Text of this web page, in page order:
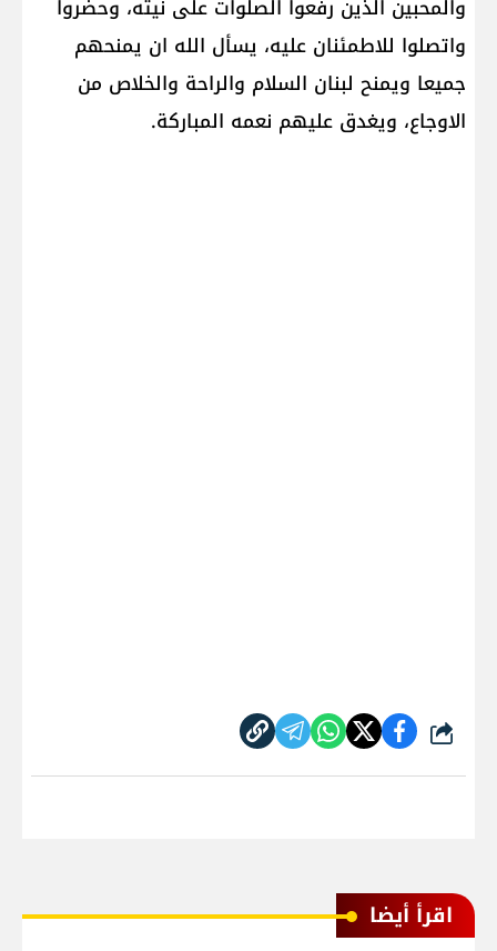
والمحبين الذين رفعوا الصلوات على نيته، وحضروا
واتصلوا للاطمئنان عليه، يسأل الله ان يمنحهم
جميعا ويمنح لبنان السلام والراحة والخلاص من
الاوجاع، ويغدق عليهم نعمه المباركة.
شارك
اقرأ أيضا